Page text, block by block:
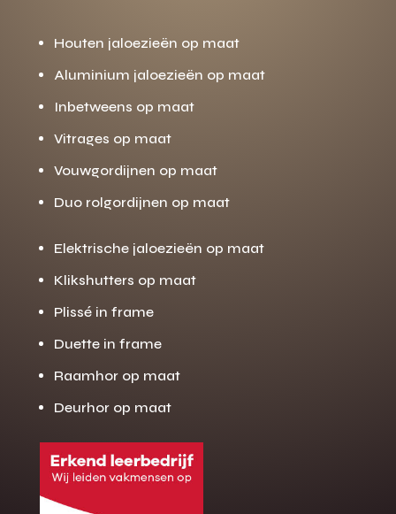
Houten jaloezieën op maat
Aluminium jaloezieën op maat
Inbetweens op maat
Vitrages op maat
Vouwgordijnen op maat
Duo rolgordijnen op maat
Elektrische jaloezieën op maat
Klikshutters op maat
Plissé in frame
Duette in frame
Raamhor op maat
Deurhor op maat